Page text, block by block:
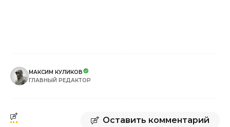
МАКСИМ КУЛИКОВ
ГЛАВНЫЙ РЕДАКТОР
Оставить комментарий